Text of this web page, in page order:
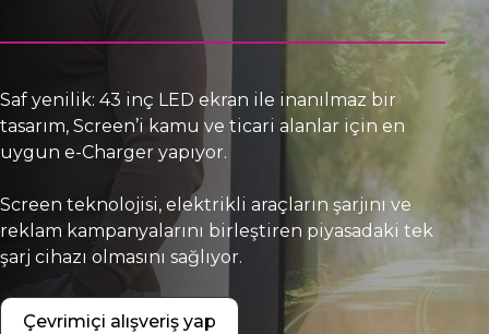
Saf yenilik: 43 inç LED ekran ile inanılmaz bir
tasarım, Screen’i kamu ve ticari alanlar için en
uygun e-Charger yapıyor.
Screen teknolojisi, elektrikli araçların şarjını ve
reklam kampanyalarını birleştiren piyasadaki tek
şarj cihazı olmasını sağlıyor.
Çevrimiçi alışveriş yap